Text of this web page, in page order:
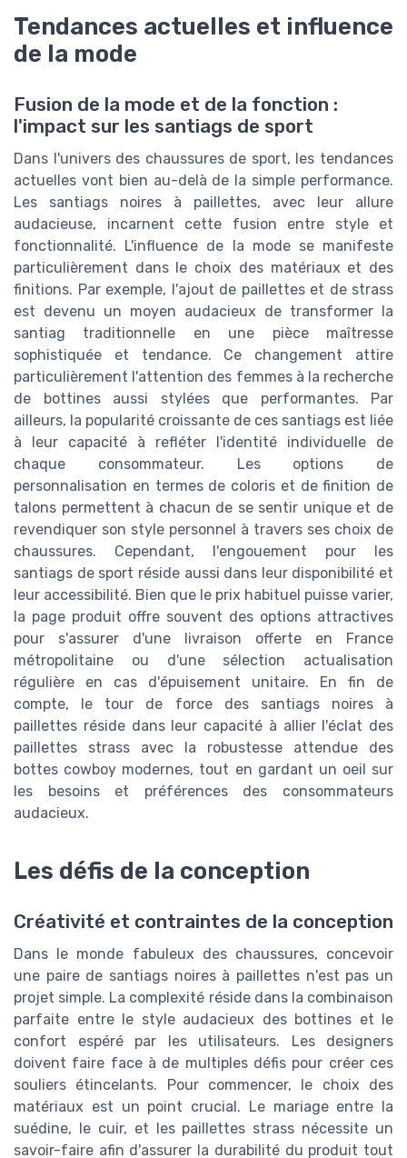
Tendances actuelles et influence
de la mode
Fusion de la mode et de la fonction :
l'impact sur les santiags de sport
Dans l'univers des chaussures de sport, les tendances
actuelles vont bien au-delà de la simple performance.
Les santiags noires à paillettes, avec leur allure
audacieuse, incarnent cette fusion entre style et
fonctionnalité. L'influence de la mode se manifeste
particulièrement dans le choix des matériaux et des
finitions. Par exemple, l'ajout de paillettes et de strass
est devenu un moyen audacieux de transformer la
santiag traditionnelle en une pièce maîtresse
sophistiquée et tendance. Ce changement attire
particulièrement l'attention des femmes à la recherche
de bottines aussi stylées que performantes. Par
ailleurs, la popularité croissante de ces santiags est liée
à leur capacité à refléter l'identité individuelle de
chaque consommateur. Les options de
personnalisation en termes de coloris et de finition de
talons permettent à chacun de se sentir unique et de
revendiquer son style personnel à travers ses choix de
chaussures. Cependant, l'engouement pour les
santiags de sport réside aussi dans leur disponibilité et
leur accessibilité. Bien que le prix habituel puisse varier,
la page produit offre souvent des options attractives
pour s'assurer d'une livraison offerte en France
métropolitaine ou d'une sélection actualisation
régulière en cas d'épuisement unitaire. En fin de
compte, le tour de force des santiags noires à
paillettes réside dans leur capacité à allier l'éclat des
paillettes strass avec la robustesse attendue des
bottes cowboy modernes, tout en gardant un oeil sur
les besoins et préférences des consommateurs
audacieux.
Les défis de la conception
Créativité et contraintes de la conception
Dans le monde fabuleux des chaussures, concevoir
une paire de santiags noires à paillettes n'est pas un
projet simple. La complexité réside dans la combinaison
parfaite entre le style audacieux des bottines et le
confort espéré par les utilisateurs. Les designers
doivent faire face à de multiples défis pour créer ces
souliers étincelants. Pour commencer, le choix des
matériaux est un point crucial. Le mariage entre la
suédine, le cuir, et les paillettes strass nécessite un
savoir-faire afin d'assurer la durabilité du produit tout